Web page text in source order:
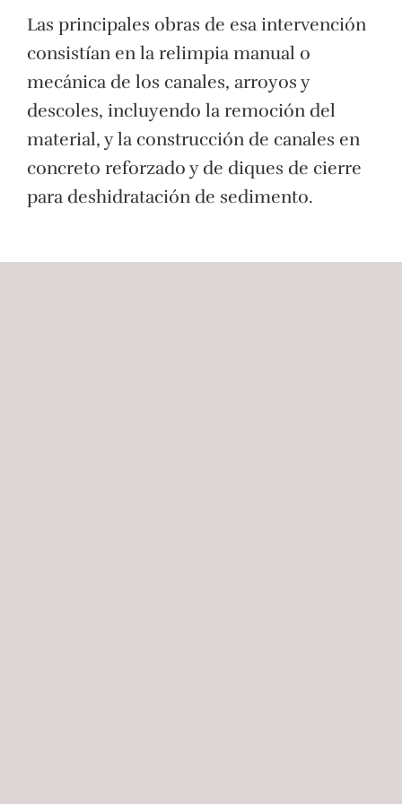
Las principales obras de esa intervención
consistían en la relimpia manual o
mecánica de los canales, arroyos y
descoles, incluyendo la remoción del
material, y la construcción de canales en
concreto reforzado y de diques de cierre
para deshidratación de sedimento.